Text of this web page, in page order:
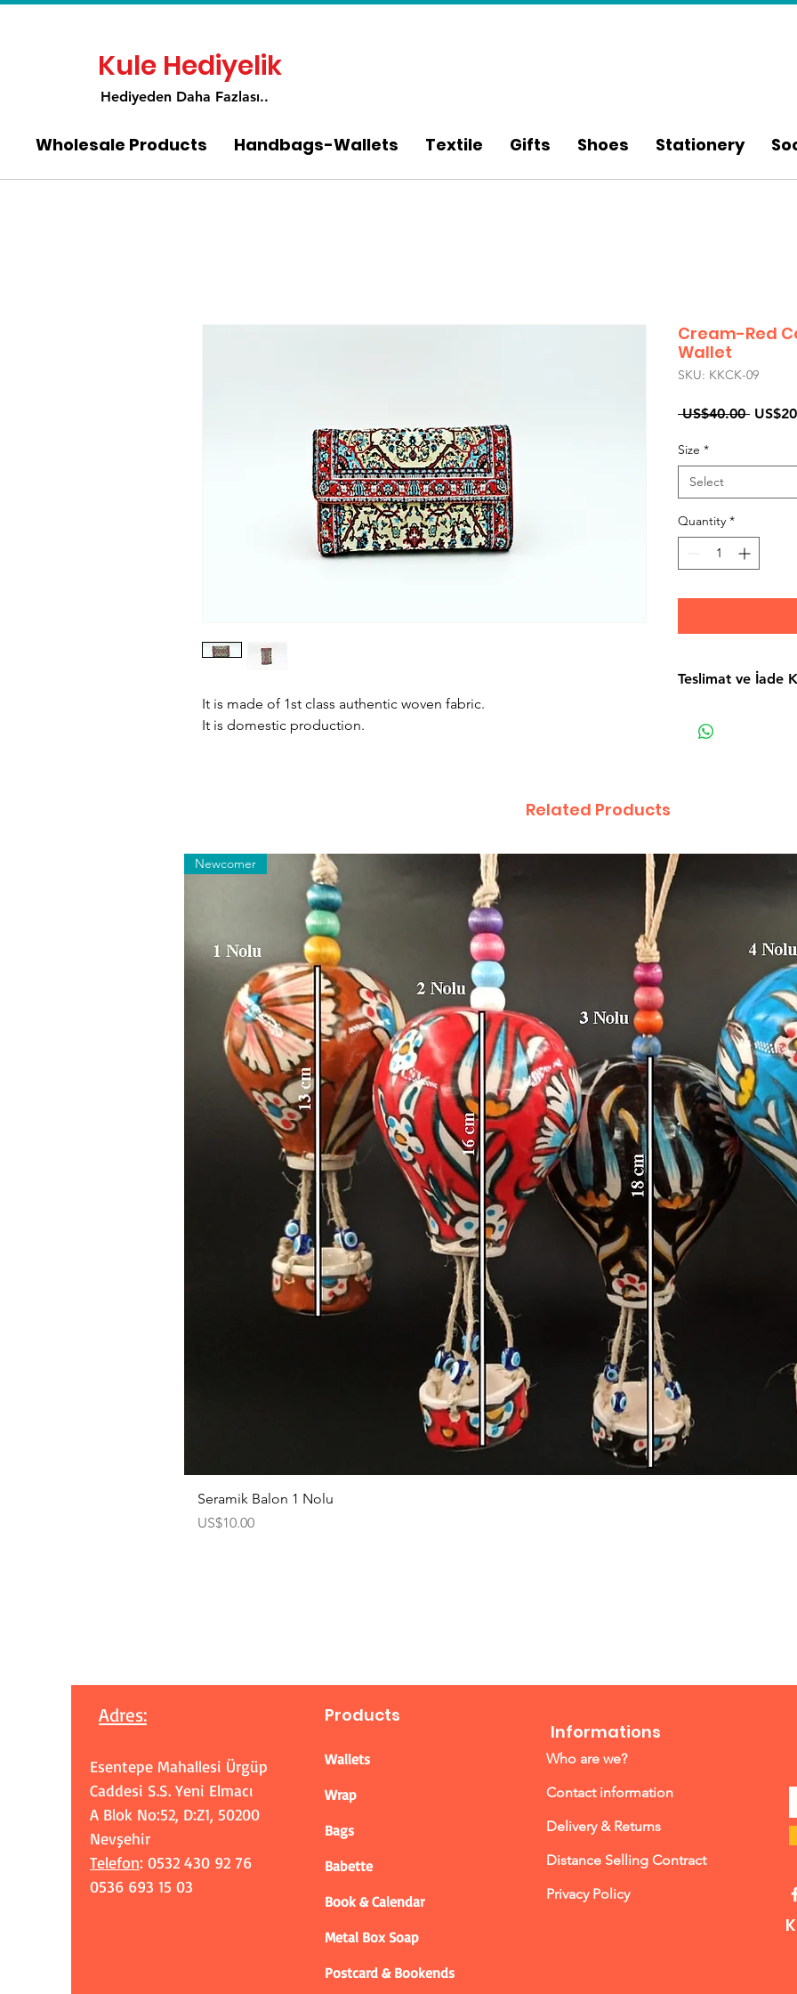
Kule Hediyelik
Hediyeden Daha Fazlası..
Wholesale Products Handbags-Wallets Textile Gifts Shoes Stationery
It is made of 1st class authentic woven fabric.
It is domestic production.
Cream-Red
Wallet
SKU: KKCK-09
US$40.00
Size *
Select
Quantity *
Teslimat ve İade
Mesafeli Satış
Related Products
Newcomer
Seramik Balon 1 Nolu
Price
US$10.00
Adres:
Esentepe Mahallesi Ürgüp
Caddesi S.S. Yeni Elmacı
A Blok No:52, D:Z1, 50200
Nevşehir
Telefon: 0532 430 92 76
0536 693 15 03
Products
Wallets
Wrap
Bags
Babette
Book & Calendar
Metal Box Soap
Postcard & Bookends
Informations
Who are we?
Contact information
Delivery & Returns
Distance Selling Contract
Privacy Policy